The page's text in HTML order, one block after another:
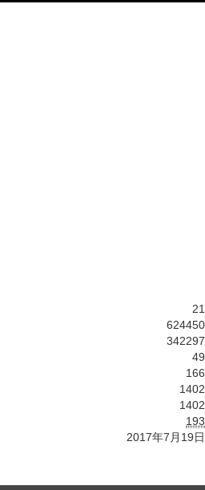
21
624450
342297
49
166
1402
1402
193
2017年7月19日